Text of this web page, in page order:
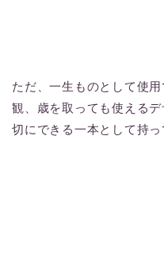
ただ、一生ものとして使
観、歳を取っても使える
切にできる一本として持っ